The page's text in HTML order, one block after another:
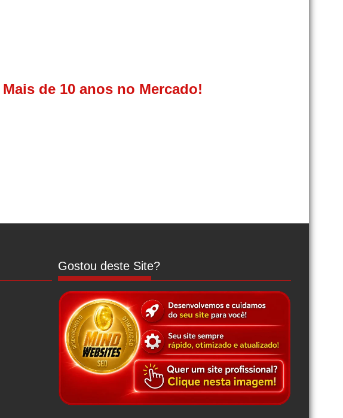
Mais de 10 anos no Mercado!
Gostou deste Site?